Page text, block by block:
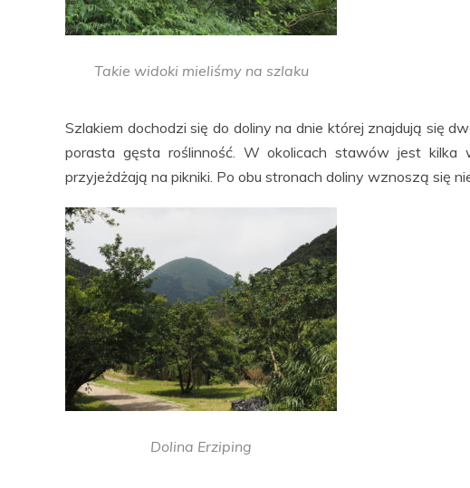
Takie widoki mieliśmy na szlaku
Szlakiem dochodzi się do doliny na dnie której znajdują się
porasta gęsta roślinność. W okolicach stawów jest
przyjeżdżają na pikniki. Po obu stronach doliny wznoszą się
Dolina Erziping